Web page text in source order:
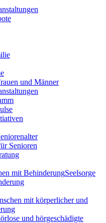
und Männer
Senioren
Seelsorge
mit körperlicher und
und hörgeschädigte